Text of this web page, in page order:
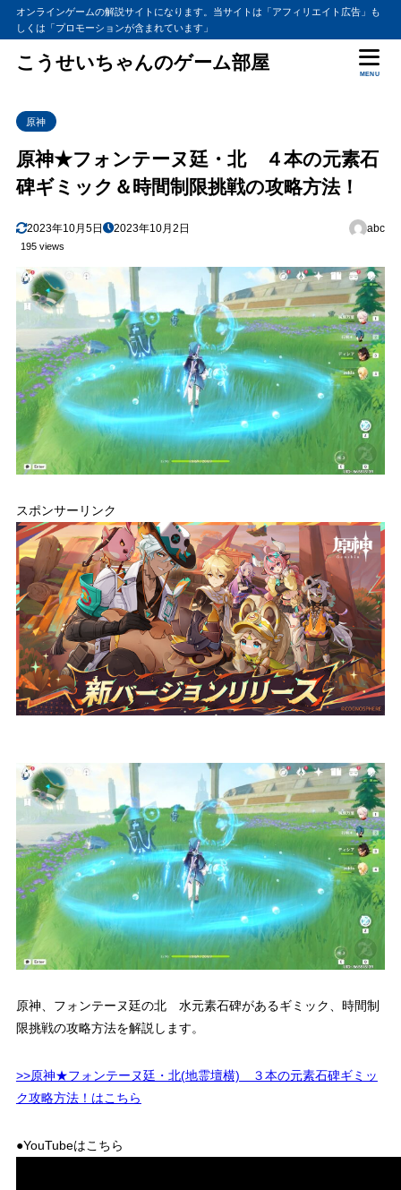
オンラインゲームの解説サイトになります。当サイトは「アフィリエイト広告」も
しくは「プロモーションが含まれています」
こうせいちゃんのゲーム部屋
MENU
原神
原神★フォンテーヌ廷・北 ４本の元素石
碑ギミック＆時間制限挑戦の攻略方法！
2023年10月5日 2023年10月2日 abc
195 views
スポンサーリンク
原神、フォンテーヌ廷の北 水元素石碑があるギミック、時間制
限挑戦の攻略方法を解説します。
>>原神★フォンテーヌ廷・北(地霊壇横) ３本の元素石碑ギミッ
ク攻略方法！はこちら
●YouTubeはこちら